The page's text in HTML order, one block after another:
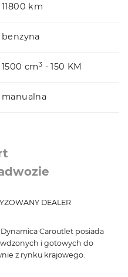
11800 km
benzyna
1500 cm3 - 150 KM
manualna
DEALER
Caroutlet posiada
i gotowych do
z rynku krajowego.